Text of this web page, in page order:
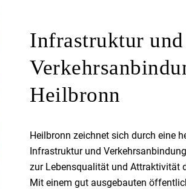
Infrastruktur und
Heilbronn
Heilbronn zeichnet sich durch eine
Infrastruktur und
zur Lebensqualität und Attraktivität
Mit einem gut ausgebauten